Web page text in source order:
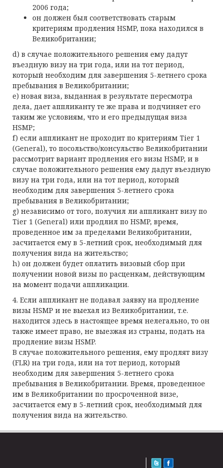
2006 года;
он должен был соответствовать старым
критериям продления HSMP, пока находился в
Великобритании;
d) в случае положительного решения ему дадут
въездную визу на три года, или на тот период,
который необходим для завершения 5-летнего срока
пребывания в Великобритании;
e) новая виза, выданная в результате пересмотра
дела, дает аппликанту те же права и подчиняет его
таким же условиям, что и его предыдущая виза
HSMP;
f) если аппликант не проходит по критериям Tier 1
(General), то посольство/консульство Великобритании
рассмотрит вариант продления его визы HSMP, и в
случае положительного решения ему дадут въездную
визу на три года, или на тот период, который
необходим для завершения 5-летнего срока
пребывания в Великобритании;
g) независимо от того, получил ли аппликант визу по
Tier 1 (General) или продлил по HSMP, время,
проведенное им за пределами Великобритании,
засчитается ему в 5-летний срок, необходимый для
получения вида на жительство;
h) он должен будет оплатить визовый сбор при
получении новой визы по расценкам, действующим
на момент подачи аппликации.
4. Если аппликант не подавал заявку на продление
визы HSMP и не выехал из Великобритании, т.е.
находится здесь в настоящее время нелегально, то он
также имеет право, не выезжая из страны, подать на
продление визы HSMP.
В случае положительного решения, ему продлят визу
(FLR) на три года, или на тот период, который
необходим для завершения 5-летнего срока
пребывания в Великобритании. Время, проведенное
им в Великобритании по просроченной визе,
засчитается ему в 5-летний срок, необходимый для
получения вида на жительство.